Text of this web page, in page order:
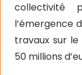
collectivité
l’émergence
travaux sur le
50 millions